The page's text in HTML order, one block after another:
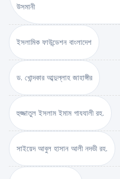
উসমানী
ইসলামিক ফাউন্ডেশন বাংলাদেশ
ড. খোন্দকার আব্দুল্লাহ জাহাঙ্গীর
হুজ্জাতুল ইসলাম ইমাম গাযযালী রহ.
সাইয়েদ আবুল হাসান আলী নদভী রহ.